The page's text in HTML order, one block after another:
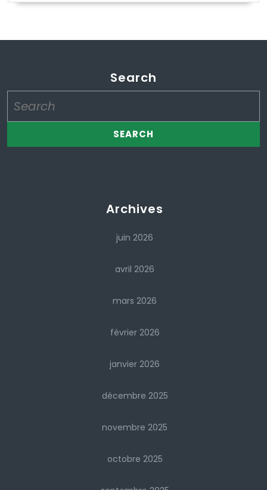
Search
for:
Archives
juin 2026
avril 2026
mars 2026
février 2026
janvier 2026
décembre 2025
novembre 2025
octobre 2025